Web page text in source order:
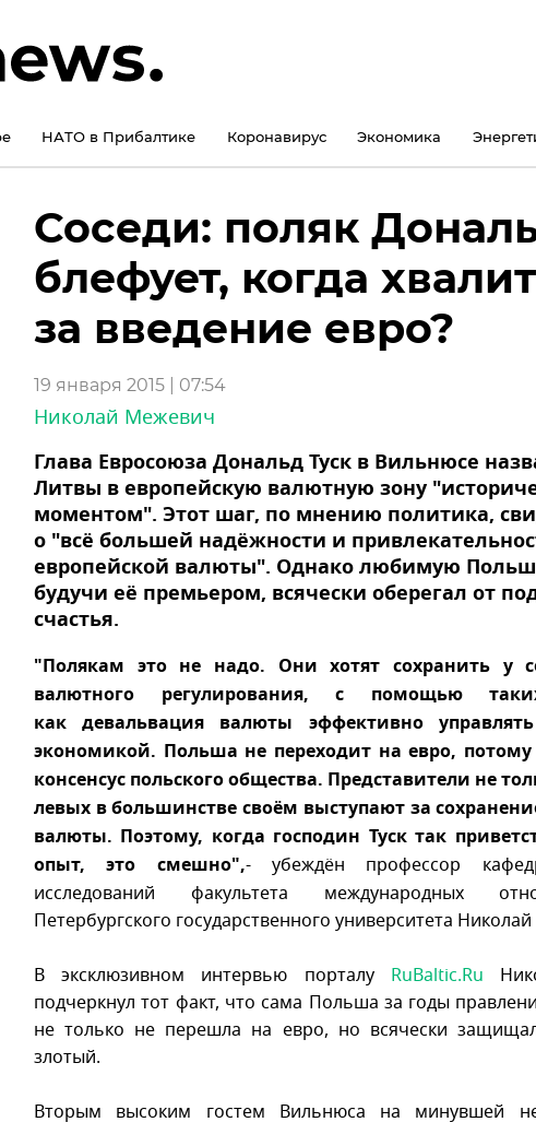
НАТО в Прибалтике Коронавирус Экономика
Соседи: поляк
блефует, когда
за введение евро?
19 января 2015 | 07:54
Николай Межевич
Глава Евросоюза Дональд Туск в Вильнюсе
Литвы в европейскую валютную зону
моментом". Этот шаг, по мнению политика,
о "всё большей надёжности и
европейской валюты". Однако любимую
будучи её премьером, всячески оберегал от
счастья.
"Полякам это не надо. Они хотят сохранить у
валютного регулирования, с помощью
как девальвация валюты эффективно
экономикой. Польша не переходит на евро,
консенсус польского общества. Представители не
левых в большинстве своём выступают за
валюты. Поэтому, когда господин Туск так
опыт, это смешно",- убеждён профессор
исследований факультета международных
Петербургского государственного университета
В эксклюзивном интервью порталу RuBaltic.Ru
подчеркнул тот факт, что сама Польша за годы
не только не перешла на евро, но всячески
злотый.
Вторым высоким гостем Вильнюса на минувшей